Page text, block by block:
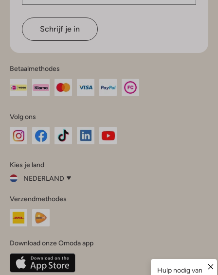
Schrijf je in
Betaalmethodes
Volg ons
InstagramFacebook
Kies je land
NEDERLAND
je
land
Nederland
Belgique(Français)
Deutschland
Verzendmethodes
Download onze Omoda app